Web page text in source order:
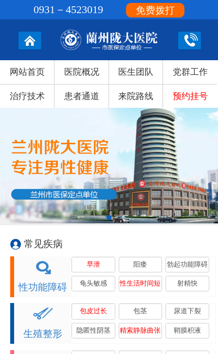
网站首页 医院概况 医生团队 党群工作
治疗技术 患者通道 来院路线 预约挂号
常见疾病
性功能障碍
早泄 阳痿 勃起功能障碍
龟头敏感 性生活时间短 射精快
生殖整形
包皮过长 包茎 尿道下裂
隐匿性阴茎 精索静脉曲张 鞘膜积液
0931－4523019 免费拨打